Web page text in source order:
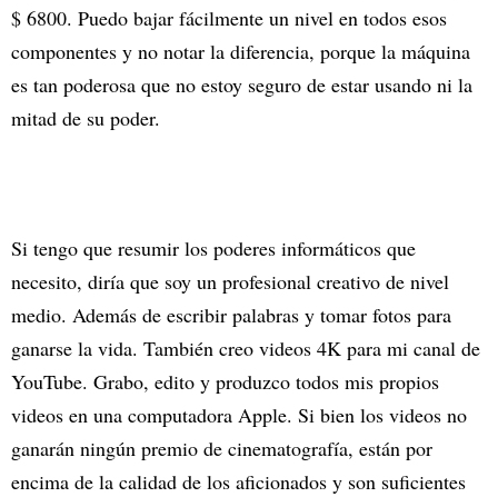
$ 6800. Puedo bajar fácilmente un nivel en todos esos
componentes y no notar la diferencia, porque la máquina
es tan poderosa que no estoy seguro de estar usando ni la
mitad de su poder.
Si tengo que resumir los poderes informáticos que
necesito, diría que soy un profesional creativo de nivel
medio. Además de escribir palabras y tomar fotos para
ganarse la vida. También creo videos 4K para mi canal de
YouTube. Grabo, edito y produzco todos mis propios
videos en una computadora Apple. Si bien los videos no
ganarán ningún premio de cinematografía, están por
encima de la calidad de los aficionados y son suficientes